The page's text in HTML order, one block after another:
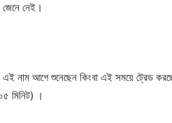
নেই।
এই নাম আগে শুনেছেন কিংবা এই সময়ে ট্রেড
মিনিট) ।